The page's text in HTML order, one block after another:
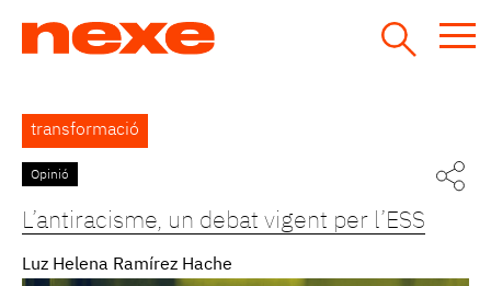
Back
to
top
transformació
Opinió
L’antiracisme, un debat vigent per l’ESS
Luz Helena Ramírez Hache
Pàgines